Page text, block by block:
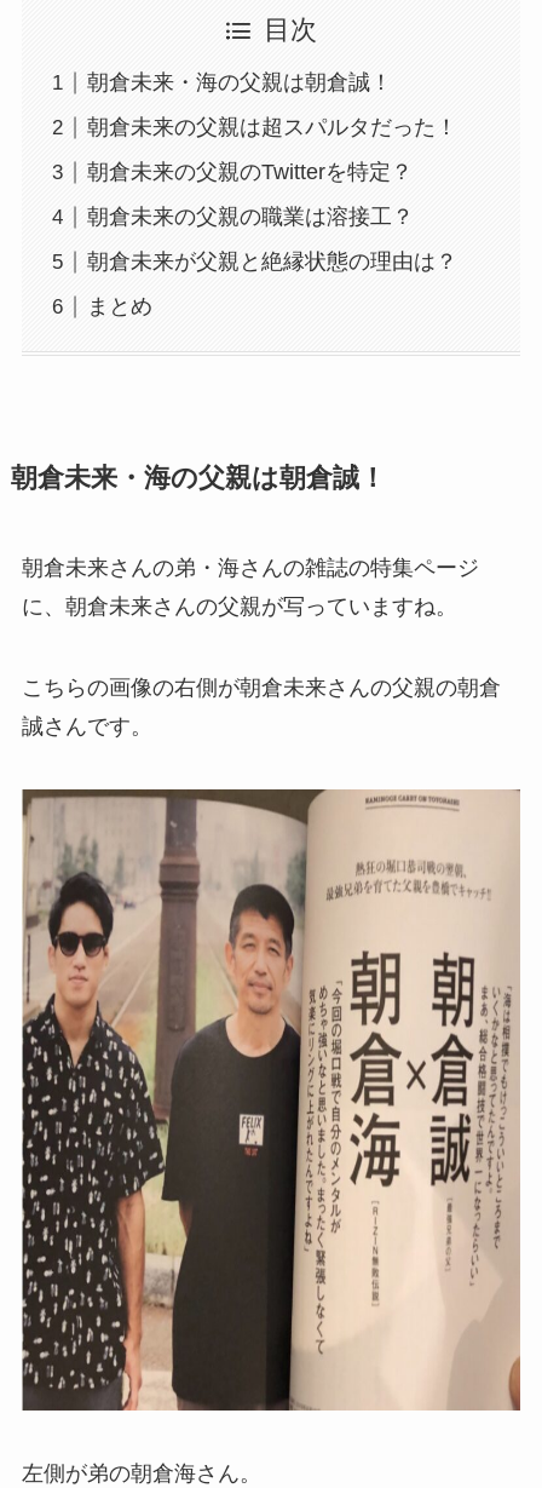
目次
朝倉未来・海の父親は朝倉誠！
朝倉未来の父親は超スパルタだった！
朝倉未来の父親のTwitterを特定？
朝倉未来の父親の職業は溶接工？
朝倉未来が父親と絶縁状態の理由は？
まとめ
朝倉未来・海の父親は朝倉誠！
朝倉未来さんの弟・海さんの雑誌の特集ページ
に、朝倉未来さんの父親が写っていますね。
こちらの画像の右側が朝倉未来さんの父親の朝倉
誠さんです。
左側が弟の朝倉海さん。